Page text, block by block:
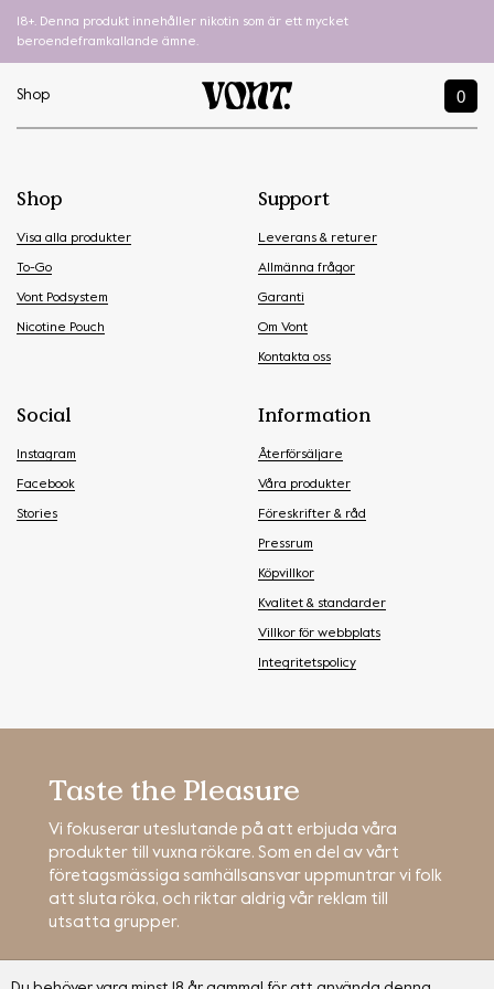
18+. Denna produkt innehåller nikotin som är ett mycket
beroendeframkallande ämne.
Shop 0
Shop
Visa alla produkter
To-Go
Vont Podsystem
Nicotine Pouch
Support
Leverans & returer
Allmänna frågor
Garanti
Om Vont
Kontakta oss
Social
Instagram
Facebook
Stories
Information
Återförsäljare
Våra produkter
Föreskrifter & råd
Pressrum
Köpvillkor
Kvalitet & standarder
Villkor för webbplats
Integritetspolicy
Taste the Pleasure
Vi fokuserar uteslutande på att erbjuda våra
produkter till vuxna rökare. Som en del av vårt
företagsmässiga samhällsansvar uppmuntrar vi folk
att sluta röka, och riktar aldrig vår reklam till
utsatta grupper.